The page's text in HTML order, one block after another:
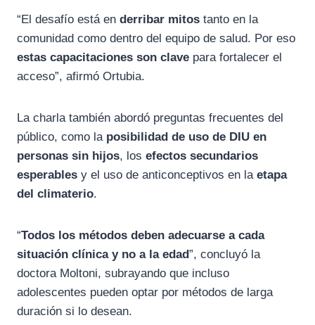
“El desafío está en derribar mitos tanto en la
comunidad como dentro del equipo de salud. Por eso
estas capacitaciones son clave para fortalecer el
acceso”, afirmó Ortubia.
La charla también abordó preguntas frecuentes del
público, como la posibilidad de uso de DIU en
personas sin hijos, los efectos secundarios
esperables y el uso de anticonceptivos en la etapa
del climaterio.
“Todos los métodos deben adecuarse a cada
situación clínica y no a la edad”, concluyó la
doctora Moltoni, subrayando que incluso
adolescentes pueden optar por métodos de larga
duración si lo desean.